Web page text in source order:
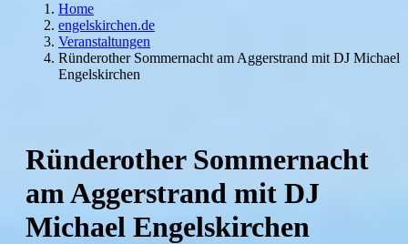
Home
engelskirchen.de
Veranstaltungen
Ründerother Sommernacht am Aggerstrand mit DJ Michael
Engelskirchen
Ründerother Sommernacht
am Aggerstrand mit DJ
Michael Engelskirchen